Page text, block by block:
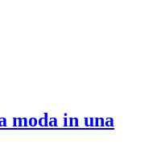
moda in una